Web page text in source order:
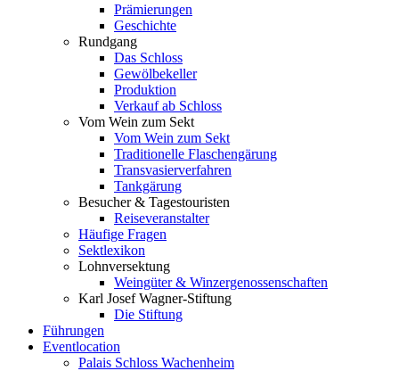
Prämierungen
Geschichte
Rundgang
Das Schloss
Gewölbekeller
Produktion
Verkauf ab Schloss
Vom Wein zum Sekt
Vom Wein zum Sekt
Traditionelle Flaschengärung
Transvasierverfahren
Tankgärung
Besucher & Tagestouristen
Reiseveranstalter
Häufige Fragen
Sektlexikon
Lohnversektung
Weingüter & Winzergenossenschaften
Karl Josef Wagner-Stiftung
Die Stiftung
Führungen
Eventlocation
Palais Schloss Wachenheim